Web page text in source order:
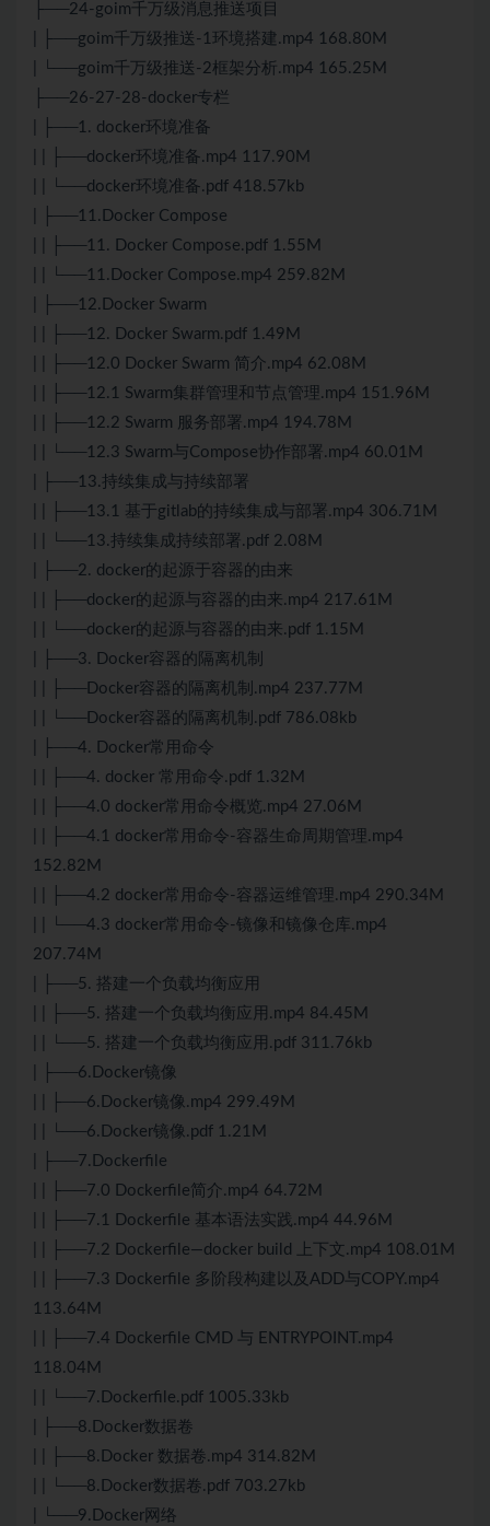
├──24-goim千万级消息推送项目
| ├──goim千万级推送-1环境搭建.mp4 168.80M
| └──goim千万级推送-2框架分析.mp4 165.25M
├──26-27-28-docker专栏
| ├──1. docker环境准备
| | ├──docker环境准备.mp4 117.90M
| | └──docker环境准备.pdf 418.57kb
| ├──11.Docker Compose
| | ├──11. Docker Compose.pdf 1.55M
| | └──11.Docker Compose.mp4 259.82M
| ├──12.Docker Swarm
| | ├──12. Docker Swarm.pdf 1.49M
| | ├──12.0 Docker Swarm 简介.mp4 62.08M
| | ├──12.1 Swarm集群管理和节点管理.mp4 151.96M
| | ├──12.2 Swarm 服务部署.mp4 194.78M
| | └──12.3 Swarm与Compose协作部署.mp4 60.01M
| ├──13.持续集成与持续部署
| | ├──13.1 基于gitlab的持续集成与部署.mp4 306.71M
| | └──13.持续集成持续部署.pdf 2.08M
| ├──2. docker的起源于容器的由来
| | ├──docker的起源与容器的由来.mp4 217.61M
| | └──docker的起源与容器的由来.pdf 1.15M
| ├──3. Docker容器的隔离机制
| | ├──Docker容器的隔离机制.mp4 237.77M
| | └──Docker容器的隔离机制.pdf 786.08kb
| ├──4. Docker常用命令
| | ├──4. docker 常用命令.pdf 1.32M
| | ├──4.0 docker常用命令概览.mp4 27.06M
| | ├──4.1 docker常用命令-容器生命周期管理.mp4
152.82M
| | ├──4.2 docker常用命令-容器运维管理.mp4 290.34M
| | └──4.3 docker常用命令-镜像和镜像仓库.mp4
207.74M
| ├──5. 搭建一个负载均衡应用
| | ├──5. 搭建一个负载均衡应用.mp4 84.45M
| | └──5. 搭建一个负载均衡应用.pdf 311.76kb
| ├──6.Docker镜像
| | ├──6.Docker镜像.mp4 299.49M
| | └──6.Docker镜像.pdf 1.21M
| ├──7.Dockerfile
| | ├──7.0 Dockerfile简介.mp4 64.72M
| | ├──7.1 Dockerfile 基本语法实践.mp4 44.96M
| | ├──7.2 Dockerfile—docker build 上下文.mp4 108.01M
| | ├──7.3 Dockerfile 多阶段构建以及ADD与COPY.mp4
113.64M
| | ├──7.4 Dockerfile CMD 与 ENTRYPOINT.mp4
118.04M
| | └──7.Dockerfile.pdf 1005.33kb
| ├──8.Docker数据卷
| | ├──8.Docker 数据卷.mp4 314.82M
| | └──8.Docker数据卷.pdf 703.27kb
| └──9.Docker网络